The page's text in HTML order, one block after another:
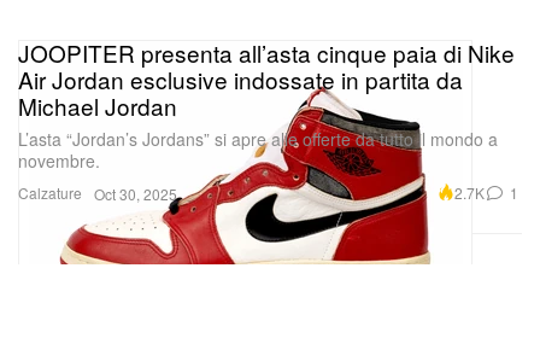
Calzature
JOOPITER presenta all’asta cinque paia di Nike
Air Jordan esclusive indossate in partita da
Michael Jordan
L’asta “Jordan’s Jordans” si apre alle offerte da tutto il mondo a
novembre.
Oct 30, 2025 2.7K 1